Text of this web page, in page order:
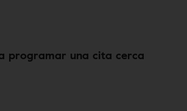
programar una cita cerca